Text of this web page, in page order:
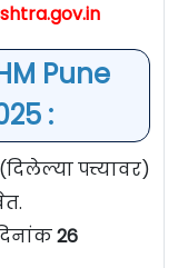
Pune
:
पत्त्यावर)
26